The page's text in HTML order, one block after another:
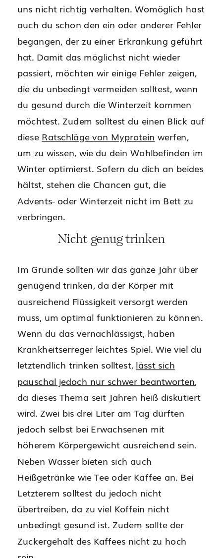
uns nicht richtig verhalten. Womöglich hast
auch du schon den ein oder anderer Fehler
begangen, der zu einer Erkrankung geführt
hat. Damit das möglichst nicht wieder
passiert, möchten wir einige Fehler zeigen,
die du unbedingt vermeiden solltest, wenn
du gesund durch die Winterzeit kommen
möchtest. Zudem solltest du einen Blick auf
diese Ratschläge von Myprotein werfen,
um zu wissen, wie du dein Wohlbefinden im
Winter optimierst. Sofern du dich an beides
hältst, stehen die Chancen gut, die
Advents- oder Winterzeit nicht im Bett zu
verbringen.
Nicht genug trinken
Im Grunde sollten wir das ganze Jahr über
genügend trinken, da der Körper mit
ausreichend Flüssigkeit versorgt werden
muss, um optimal funktionieren zu können.
Wenn du das vernachlässigst, haben
Krankheitserreger leichtes Spiel. Wie viel du
letztendlich trinken solltest, lässt sich
pauschal jedoch nur schwer beantworten,
da dieses Thema seit Jahren heiß diskutiert
wird. Zwei bis drei Liter am Tag dürften
jedoch selbst bei Erwachsenen mit
höherem Körpergewicht ausreichend sein.
Neben Wasser bieten sich auch
Heißgetränke wie Tee oder Kaffee an. Bei
Letzterem solltest du jedoch nicht
übertreiben, da zu viel Koffein nicht
unbedingt gesund ist. Zudem sollte der
Zuckergehalt des Kaffees nicht zu hoch